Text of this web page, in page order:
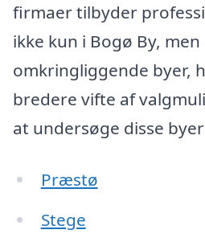
firmaer tilbyder
ikke kun i Bogø By, men
omkringliggende byer,
bredere vifte af
at undersøge disse
Præstø
Stege